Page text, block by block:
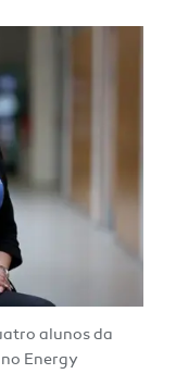
alunos da
Energy